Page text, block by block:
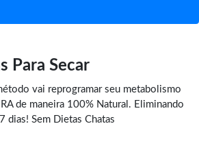
Para Secar
vai reprogramar seu metabolismo
de maneira 100% Natural. Eliminando
dias! Sem Dietas Chatas